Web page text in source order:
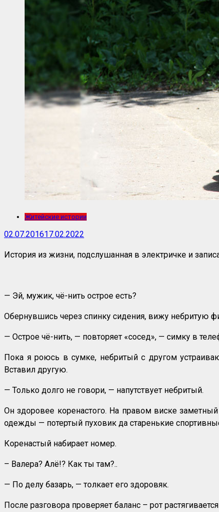
Житейские истории
02.07.201617.02.2022
История из жизни, подслушанная в электричке и
— Эй, мужик, чё-нить острое есть?
Обернувшись через спинку сидения, вижу небритую
— Острое чё-нить, — повторяет «сосед», — симку в
Пока я роюсь в сумке, небритый с другом
Вставил другую.
— Только долго не говори, — напутствует небритый.
Он здоровее коренастого. На правом виске
одежды — потертый пуховик да старенькие
Коренастый набирает номер.
– Валера? Алё!? Как ты там?..
— По делу базарь, — толкает его здоровяк.
После разговора проверяет баланс – рот